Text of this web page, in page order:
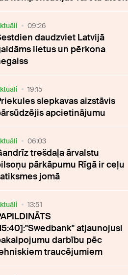
09:26
daudzviet Latvijā
lietus un pērkona
19:15
slepkavas aizstāvis
apcietinājumu
06:03
trešdaļa ārvalstu
pārkāpumu Rīgā ir ceļu
jomā
13:51
atjaunojusi
darbību pēc
traucējumiem